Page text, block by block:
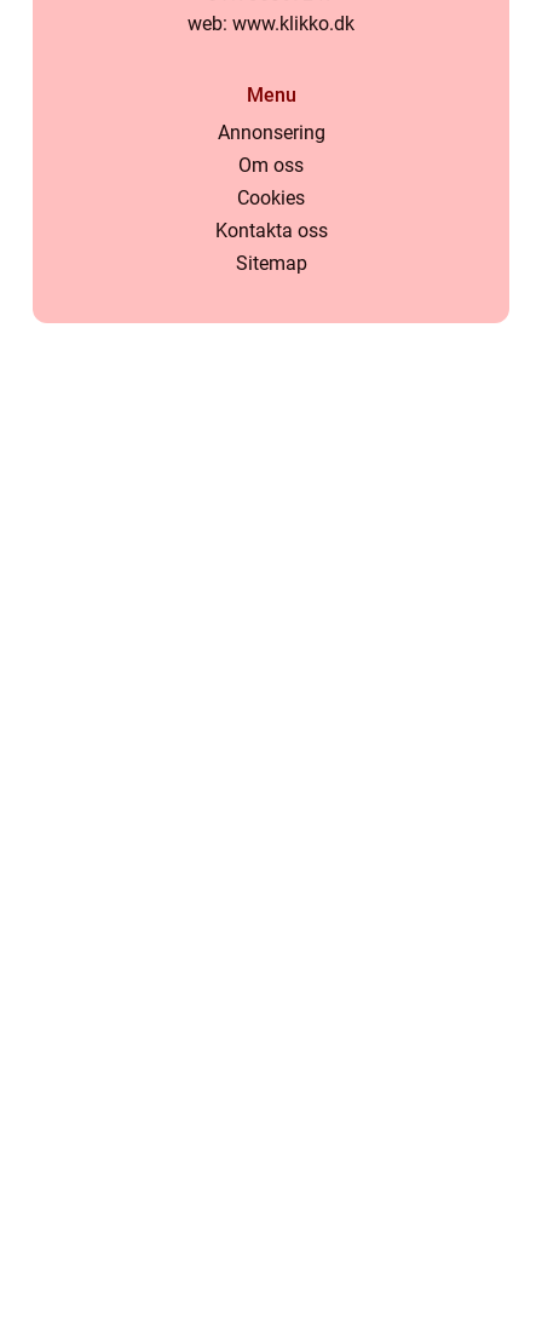
web: www.klikko.dk
Menu
Annonsering
Om oss
Cookies
Kontakta oss
Sitemap